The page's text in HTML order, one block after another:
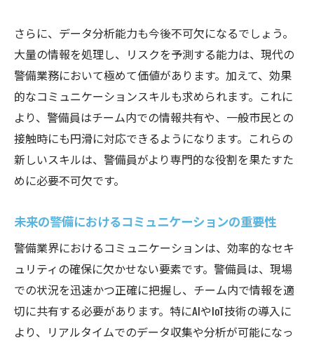
化
進化する警備業務に必要な知識とスキル
デジタルセキュリティスキルの習得
国際セキュリティスタンダードの理解
リスクアセスメント能力の向上
法的知識とコンプライアンスの重要性
文化的多様性とセキュリティの関係
技術革新による警備の変革とその未来像
ドローン技術と警備の未来
バーチャルリアリティを用いたセキュリテ
ィ訓練
ブロックチェーンによるデータ保護
5G技術の普及と警備への影響
さらに、データ分析能力も今後不可欠になるでしょう。
大量の情報を処理し、リスクを予測する能力は、現代の
警備業務において極めて価値があります。加えて、効果
的なコミュニケーションスキルも求められます。これに
より、警備員はチーム内での情報共有や、一般市民との
接触時にも円滑に対応できるようになります。これらの
新しいスキルは、警備員がより専門的な役割を果たすた
めに必要不可欠です。
未来の警備におけるコミュニケーションの重要性
警備業界におけるコミュニケーションは、効率的なセキ
ュリティの確保に欠かせない要素です。警備員は、現場
での状況を迅速かつ正確に把握し、チーム内で情報を適
切に共有する必要があります。特にAIやIoT技術の導入に
より、リアルタイムでのデータ収集や分析が可能になっ